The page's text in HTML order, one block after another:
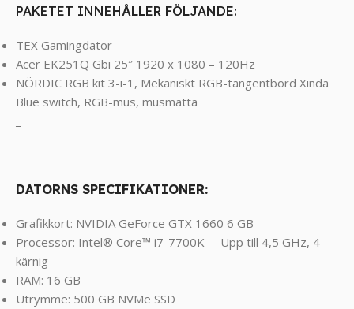
PAKETET INNEHÅLLER FÖLJANDE:
TEX Gamingdator
Acer EK251Q Gbi 25″ 1920 x 1080 – 120Hz
NÖRDIC RGB kit 3-i-1, Mekaniskt RGB-tangentbord Xinda
Blue switch, RGB-mus, musmatta
DATORNS SPECIFIKATIONER:
Grafikkort: NVIDIA GeForce GTX 1660 6 GB
Processor: Intel® Core™ i7-7700K – Upp till 4,5 GHz, 4
kärnig
RAM: 16 GB
Utrymme: 500 GB NVMe SSD